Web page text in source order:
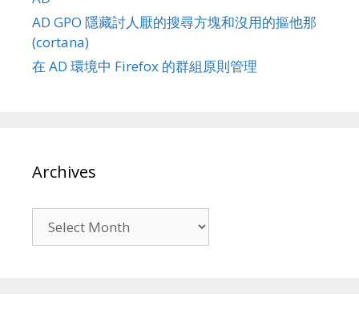
AD GPO 隱藏討人厭的搜尋方塊和沒用的摳他那
(cortana)
在 AD 環境中 Firefox 的群組原則管理
Archives